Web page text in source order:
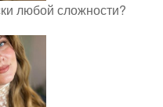
любой сложности?